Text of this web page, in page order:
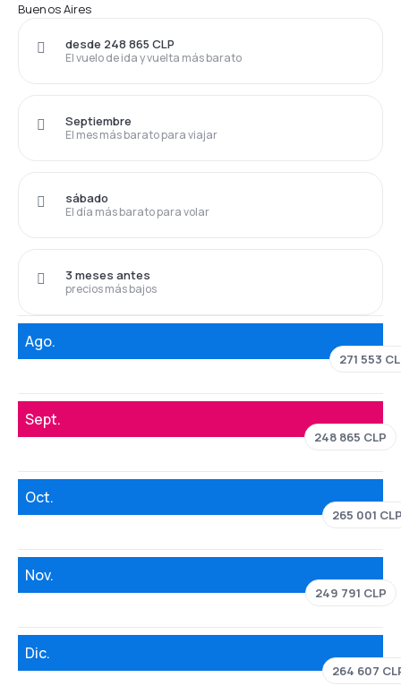
Buenos Aires
El vuelo de ida y vuelta más barato
desde 248 865 CLP
El mes más barato para viajar
Septiembre
El día más barato para volar
sábado
precios más bajos
3 meses antes
Ago.
271 553
Sept.
248 865 CLP
Oct.
265 001
Nov.
249 791 CLP
Dic.
264 607